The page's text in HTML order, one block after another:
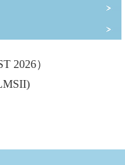
2026）